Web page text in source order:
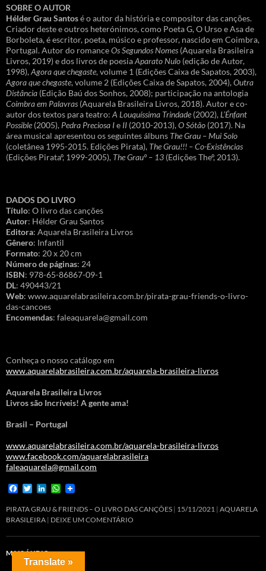
SOBRE O AUTOR
Hélder Grau Santosé o autor da história e compositor das canções.
Criador deste e outros heterónimos, como Poeta G, O Urso e Asa de
Borboleta, é escritor, poeta, músico e professor, nascido em Coimbra,
Portugal. Autor do romanceOs Segundos Nomes (Aquarela Brasileira
Livros, 2019) e dos livros de poesiaAparato Nulo (edição de Autor,
1998),Agora que chegaste, volume 1 (Edições Caixa de Sapatos, 2003),
Agora que chegaste, volume 2 (Edições Caixa de Sapatos, 2004),Outra
Distância (Edição Baú dos Sonhos, 2008); participação na antologia
Coimbra em Palavras (Aquarela Brasileira Livros, 2018). Autor e co-
autor dos textos para teatro: A Louquíssima Trindade (2002),L’Énfant
Possible (2005), Pedra Preciosa Ie II (2010-2013),O Sótão (2017). Na
área musical apresentou os seguintes álbuns The Grau – Mui Solo
(coletânea 1995-2015. Edições Pirata), The Grau!!! – Co-Existências
(Edições Pirataº, 1999-2005), The Grauº – 13 (Edições Theº, 2013).
DADOS DO LIVRO
Título: O livro das canções
Autor: Hélder Grau Santos
Editora: Aquarela Brasileira Livros
Gênero: Infantil
Formato: 20 x 20 cm
Número de páginas: 24
ISBN: 978-65-86867-09-1
DL: 490443/21
Web: www.aquarelabrasileira.com.br/pirata-grau-friends-o-livro-
das-cancoes
Encomendas: faleaquarela@gmail.com
Conheça o nosso catálogo em
www.aquarelabrasileira.com.br/aquarela-brasileira-livros
Aquarela Brasileira Livros
Livros são Incríveis! A gente ama!
Brasil – Portugal
www.aquarelabrasileira.com.br/aquarela-brasileira-livros
www.facebook.com/aquarelabrasileira
faleaquarela@gmail.com
F
c
e
o
k
i
t
e
n
k
e
d
n
W
a
t
A
p
PIRATA GRAU & FRIENDS – O LIVRO DAS CANÇÕES 15/11/2021 AQUARELA
BRASILEIRA DEIXE UM COMENTÁRIO
MAIS ÁUDIO→
Translate »